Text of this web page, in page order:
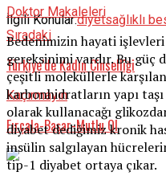
İlgili Konular:diyetsağlıklı
Sıradaki
Türkiye’de Kadın Cinselliği
Kaçırmayın
Fırçala-Başar-Mutlu Ol
Doktor Makaleleri
Bedenimizin hayati
gereksinimi vardır. Bu güç
çeşitli moleküllerle
karbonhidratların yapı
olarak kullanacağı
diyabet dediğimiz kronik
insülin salgılayan
tip-1 diyabet ortaya çıkar.